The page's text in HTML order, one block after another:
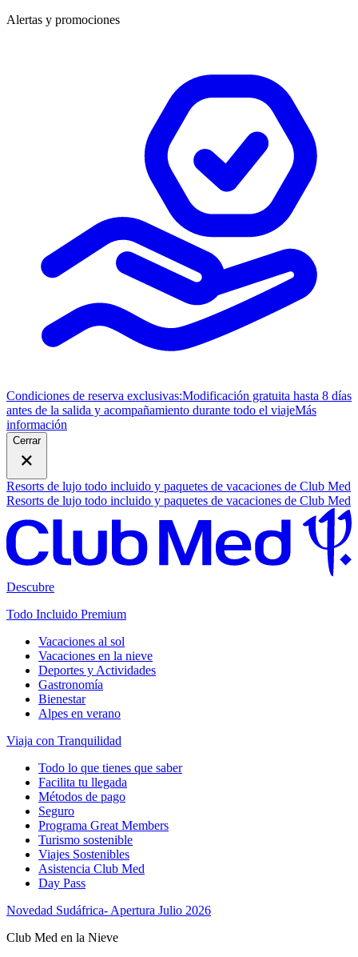
Alertas y promociones
Condiciones de reserva exclusivas:Modificación gratuita hasta 8 días
antes de la salida y acompañamiento durante todo el viajeMás
información
Cerrar
Resorts de lujo todo incluido y paquetes de vacaciones de Club Med
Resorts de lujo todo incluido y paquetes de vacaciones de Club Med
Descubre
Todo Incluido Premium
Vacaciones al sol
Vacaciones en la nieve
Deportes y Actividades
Gastronomía
Bienestar
Alpes en verano
Viaja con Tranquilidad
Todo lo que tienes que saber
Facilita tu llegada
Métodos de pago
Seguro
Programa Great Members
Turismo sostenible
Viajes Sostenibles
Asistencia Club Med
Day Pass
Novedad Sudáfrica- Apertura Julio 2026
Club Med en la Nieve